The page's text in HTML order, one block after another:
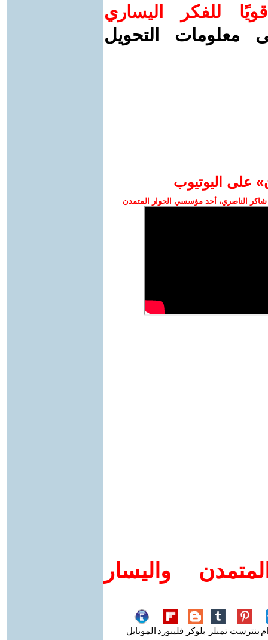
للفكر اليساري
معلومات التحويل
على اليوتيوب
الناصري، أحد مؤسسي الحوار المتمدن
واليسار
بنترست تمبلر بلوكر فليبورد الموبايل